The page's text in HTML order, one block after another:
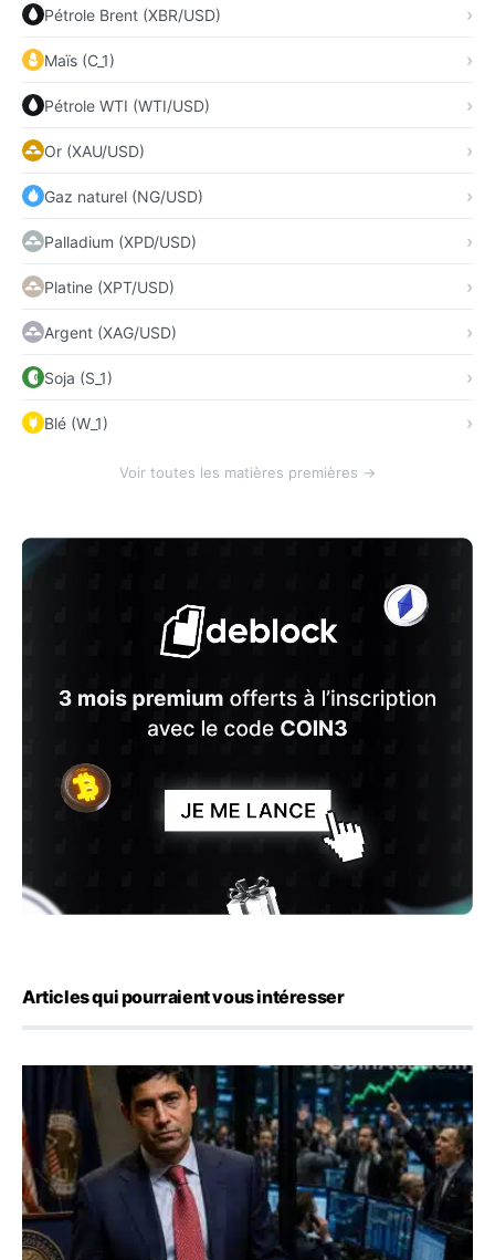
Pétrole Brent (XBR/USD)
Maïs (C_1)
Pétrole WTI (WTI/USD)
Or (XAU/USD)
Gaz naturel (NG/USD)
Palladium (XPD/USD)
Platine (XPT/USD)
Argent (XAG/USD)
Soja (S_1)
Blé (W_1)
Voir toutes les matières premières →
Articles qui pourraient vous intéresser
Emploi américain : 23 000 postes détruits en juillet, les